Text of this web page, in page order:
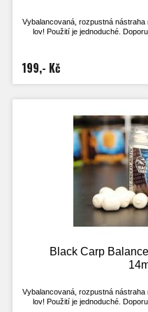
Vybalancovaná, rozpustná
lov! Použití je jednoduché.
Výdrž ve vodě je přibližně 2h. Je
chladné vodě a při nezájmu ryb je
Nástrahu lze použít i opakovaně,
na jednu
Tato nástraha se určitě stane
chtějí opravdu zachytat a nemají
doposud používal
- Pracuje i v
- Pracuje téměř
- Nepostradatelná
- Široké spektrum příchutí, z
-
199,- Kč
Black Carp
Vybalancovaná, rozpustná
lov! Použití je jednoduché.